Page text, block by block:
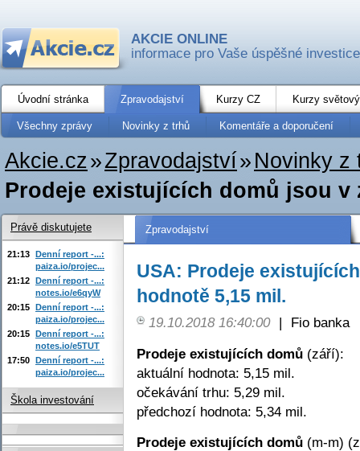
AKCIE ONLINE
informace pro Vaše úspěšné investice
Úvodní stránka Zpravodajství Kurzy CZ Kurzy
Všechny zprávy Novinky z trhů Komentáře a doporučení
Akcie.cz»Zpravodajství» Novinky z
Prodeje existujících domů jsou v
Zpravodajství
USA: Prodeje
hodnotě 5,15 mil.
19.10.2018 16:40:00 |
Fio banka
Prodeje existujících domů (září):
aktuální hodnota: 5,15 mil.
očekávání trhu: 5,29 mil.
předchozí hodnota: 5,34 mil.
Prodeje existujících domů (m-m)
Právě diskutujete
21:13 Denní report -...:
paiza.io/projec...
21:12 Denní report -...:
notes.io/e6qyW
20:15 Denní report -...:
paiza.io/projec...
20:15 Denní report -...:
notes.io/e5TUT
17:50 Denní report -...:
paiza.io/projec...
Škola investování